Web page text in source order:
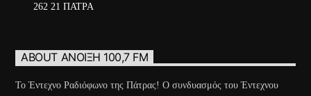
262 21 ΠΑΤΡΑ
ABOUT ΆΝΟΙΞΗ 100,7 FM
Το Έντεχνο Ραδιόφωνο της Πάτρας! Ο συνδυασμός του Έντεχνου